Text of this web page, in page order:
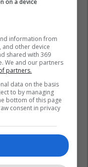
information from
and other device
shared with 369
We and our partners
partners.
data on the basis
to by managing
bottom of this page
consent in privacy